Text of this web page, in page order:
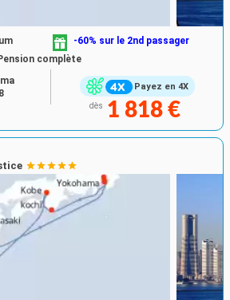
Payez en 4X
-60% sur le 2nd passager
complète
dès 1 818 €